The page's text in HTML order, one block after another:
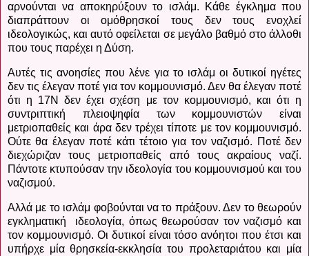
αρνούνται να αποκηρύξουν το ισλάμ. Κάθε έγκλημα που
διαπράττουν οι ομόθρησκοί τους δεν τους ενοχλεί
ιδεολογικώς, και αυτό οφείλεται σε μεγάλο βαθμό στο άλλοθι
που τους παρέχει η Δύση.
Αυτές τις ανοησίες που λένε για το ισλάμ οι δυτικοί ηγέτες
δεν τις έλεγαν ποτέ για τον κομμουνισμό. Δεν θα έλεγαν ποτέ
ότι η 17Ν δεν έχει σχέση με τον κομμουνισμό, και ότι η
συντριπτική πλειοψηφία των κομμουνιστών είναι
μετριοπαθείς και άρα δεν τρέχει τίποτε με τον κομμουνισμό.
Ούτε θα έλεγαν ποτέ κάτι τέτοιο για τον ναζισμό. Ποτέ δεν
διεχώριζαν τους μετριοπαθείς από τους ακραίους ναζί.
Πάντοτε κτυπούσαν την ιδεολογία του κομμουνισμού και του
ναζισμού.
Αλλά με το ισλάμ φοβούνται να το πράξουν. Δεν το θεωρούν
εγκληματική ιδεολογία, όπως θεωρούσαν τον ναζισμό και
τον κομμουνισμό. Οι δυτικοί είναι τόσο ανόητοι που έτσι και
υπήρχε μία θρησκεία-εκκλησία του προλεταριάτου και μία